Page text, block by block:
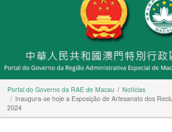
Portal do Governo da RAE de Macau
Notícias
Inaugura-se hoje a Exposição de Artesanato dos
2024